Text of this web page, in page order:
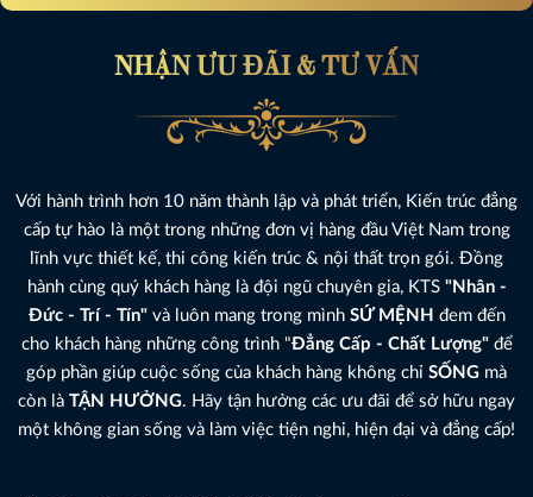
NHẬN ƯU ĐÃI & TƯ VẤN
Với hành trình hơn 10 năm thành lập và phát triển, Kiến trúc đẳng
cấp tự hào là một trong những đơn vị hàng đầu Việt Nam trong
lĩnh vực thiết kế, thi công kiến trúc & nội thất trọn gói. Đồng
hành cùng quý khách hàng là đội ngũ chuyên gia, KTS "Nhân -
Đức - Trí - Tín"và luôn mang trong mình SỨ MỆNH đem đến
cho khách hàng những công trình "Đẳng Cấp - Chất Lượng"để
góp phần giúp cuộc sống của khách hàng không chỉ SỐNG mà
còn là TẬN HƯỞNG. Hãy tận hưởng các ưu đãi để sở hữu ngay
một không gian sống và làm việc tiện nghi, hiện đại và đẳng cấp!